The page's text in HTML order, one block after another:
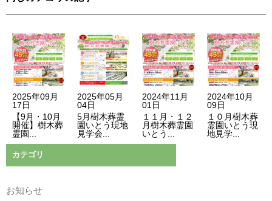
2025年09月
17日
【9月・10月
開催】樹木葬
霊園...
2025年05月
04日
5月樹木葬霊
園いとう現地
見学会...
2024年11月
01日
１１月・１２
月樹木葬霊園
いとう...
2024年10月
09日
１０月樹木葬
霊園いとう現
地見学...
カテゴリ
お知らせ